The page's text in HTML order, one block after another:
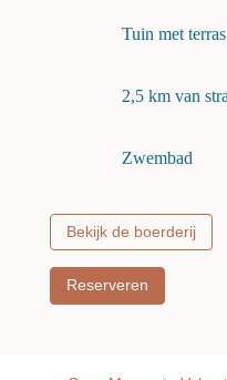
Tuin met terras
2,5 km van
Zwembad
Bekijk de boerderij
Reserveren